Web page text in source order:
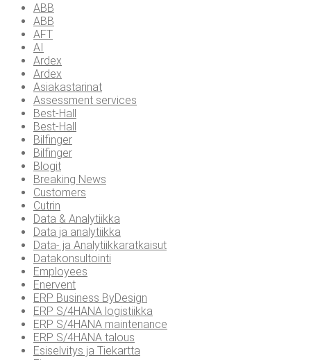
ABB
ABB
AFT
AI
Ardex
Ardex
Asiakastarinat
Assessment services
Best-Hall
Best-Hall
Bilfinger
Bilfinger
Blogit
Breaking News
Customers
Cutrin
Data & Analytiikka
Data ja analytiikka
Data- ja Analytiikkaratkaisut
Datakonsultointi
Employees
Enervent
ERP Business ByDesign
ERP S/4HANA logistiikka
ERP S/4HANA maintenance
ERP S/4HANA talous
Esiselvitys ja Tiekartta